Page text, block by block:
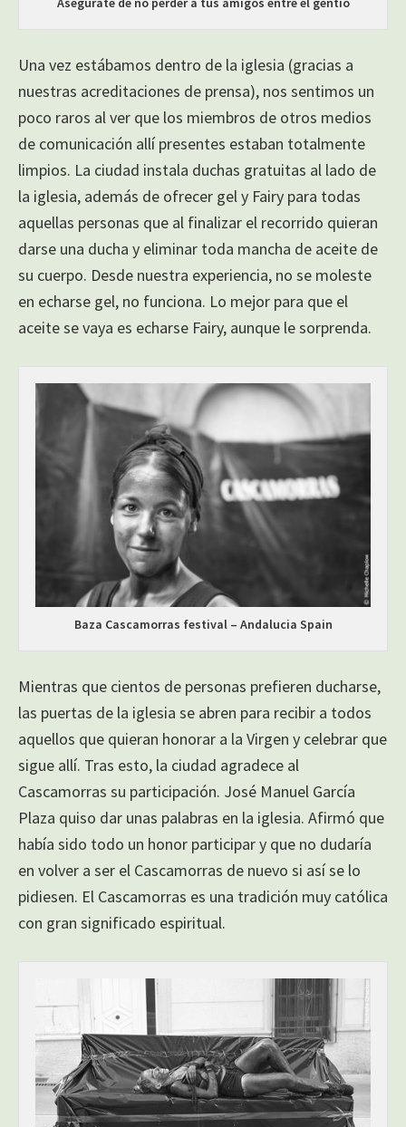
Una vez estábamos dentro de la iglesia (gracias a
nuestras acreditaciones de prensa), nos sentimos un
poco raros al ver que los miembros de otros medios
de comunicación allí presentes estaban totalmente
limpios. La ciudad instala duchas gratuitas al lado de
la iglesia, además de ofrecer gel y Fairy para todas
aquellas personas que al finalizar el recorrido quieran
darse una ducha y eliminar toda mancha de aceite de
su cuerpo. Desde nuestra experiencia, no se moleste
en echarse gel, no funciona. Lo mejor para que el
aceite se vaya es echarse Fairy, aunque le sorprenda.
Baza Cascamorras festival – Andalucia Spain
Mientras que cientos de personas prefieren ducharse,
las puertas de la iglesia se abren para recibir a todos
aquellos que quieran honorar a la Virgen y celebrar que
sigue allí. Tras esto, la ciudad agradece al
Cascamorras su participación. José Manuel García
Plaza quiso dar unas palabras en la iglesia. Afirmó que
había sido todo un honor participar y que no dudaría
en volver a ser el Cascamorras de nuevo si así se lo
pidiesen. El Cascamorras es una tradición muy católica
con gran significado espiritual.